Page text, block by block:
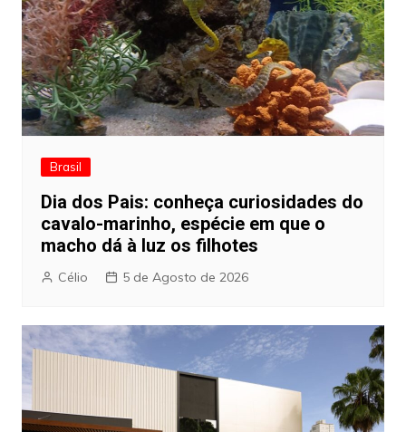
Brasil
Dia dos Pais: conheça curiosidades do
cavalo-marinho, espécie em que o
macho dá à luz os filhotes
Célio 5 de Agosto de 2026